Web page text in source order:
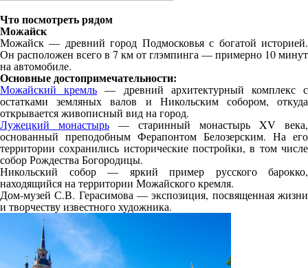
Что посмотреть рядом
Можайск
Можайск — древний город Подмосковья с богатой историей.
Он расположен всего в 7 км от глэмпинга — примерно 10 минут
на автомобиле.
Основные достопримечательности:
Можайский кремль — древний архитектурный комплекс с
остатками земляных валов и Никольским собором, откуда
открывается живописный вид на город.
Лужецкий монастырь — старинный монастырь XV века,
основанный преподобным Ферапонтом Белозерским. На его
территории сохранились исторические постройки, в том числе
собор Рождества Богородицы.
Никольский собор — яркий пример русского барокко,
находящийся на территории Можайского кремля.
Дом-музей С.В. Герасимова — экспозиция, посвященная жизни
и творчеству известного художника.